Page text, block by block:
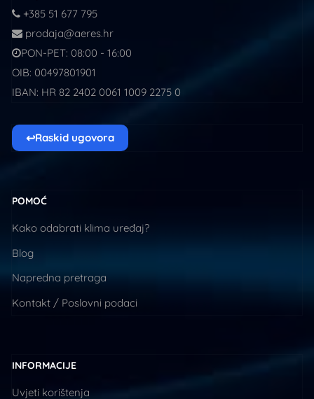
+385 51 677 795
prodaja@aeres.hr
PON-PET: 08:00 - 16:00
OIB: 00497801901
IBAN: HR 82 2402 0061 1009 2275 0
↩Raskid ugovora
POMOĆ
Kako odabrati klima uređaj?
Blog
Napredna pretraga
Kontakt / Poslovni podaci
INFORMACIJE
Uvjeti korištenja